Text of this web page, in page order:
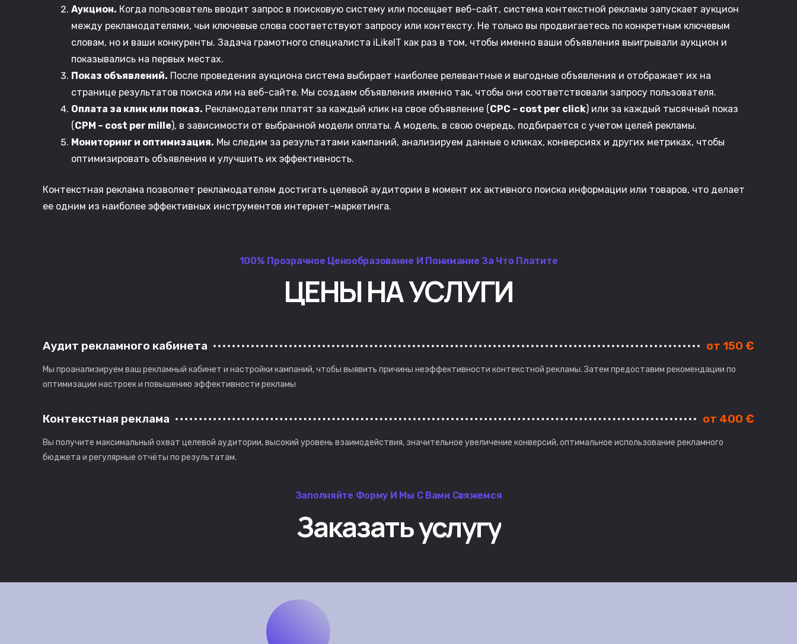
Аукцион. Когда пользователь вводит запрос в поисковую систему или посещает веб-сайт, система контекстной рекламы запускает аукцион
между рекламодателями, чьи ключевые слова соответствуют запросу или контексту. Не только вы продвигаетесь по конкретным ключевым
словам, но и ваши конкуренты. Задача грамотного специалиста iLikeIT как раз в том, чтобы именно ваши объявления выигрывали аукцион и
показывались на первых местах.
Показ объявлений. После проведения аукциона система выбирает наиболее релевантные и выгодные объявления и отображает их на
странице результатов поиска или на веб-сайте. Мы создаем объявления именно так, чтобы они соответствовали запросу пользователя.
Оплата за клик или показ. Рекламодатели платят за каждый клик на свое объявление (CPC – cost per click) или за каждый тысячный показ
(CPM – cost per mille), в зависимости от выбранной модели оплаты. А модель, в свою очередь, подбирается с учетом целей рекламы.
Мониторинг и оптимизация. Мы следим за результатами кампаний, анализируем данные о кликах, конверсиях и других метриках, чтобы
оптимизировать объявления и улучшить их эффективность.
Контекстная реклама позволяет рекламодателям достигать целевой аудитории в момент их активного поиска информации или товаров, что делает
ее одним из наиболее эффективных инструментов интернет-маркетинга.
100% Прозрачное Ценообразование И Понимание За Что Платите
ЦЕНЫНАУСЛУГИ
Аудит рекламного кабинета от 150 €
Мы проанализируем ваш рекламный кабинет и настройки кампаний, чтобы выявить причины неэффективности контекстной рекламы. Затем предоставим рекомендации по
оптимизации настроек и повышению эффективности рекламы
Контекстная реклама от 400 €
Вы получите максимальный охват целевой аудитории, высокий уровень взаимодействия, значительное увеличение конверсий, оптимальное использование рекламного
бюджета и регулярные отчёты по результатам.
Заполняйте Форму И Мы С Вами Свяжемся
Заказатьуслугу